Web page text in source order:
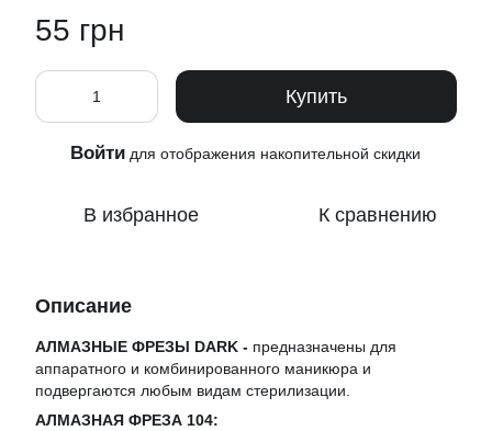
55 грн
Купить
Войти для отображения накопительной скидки
В избранное К сравнению
Описание
АЛМАЗНЫЕ ФРЕЗЫ DARK - предназначены для
аппаратного и комбинированного маникюра и
подвергаются любым видам стерилизации.
АЛМАЗНАЯ ФРЕЗА 104: